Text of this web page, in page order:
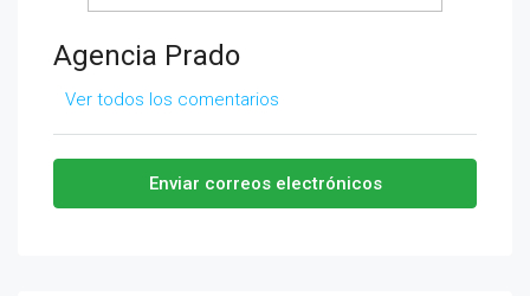
Agencia Prado
Ver todos los comentarios
Enviar correos electrónicos